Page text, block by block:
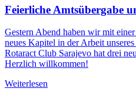
Feierliche Amtsübergabe
Gestern Abend haben wir mit
neues Kapitel in der Arbeit
Rotaract Club Sarajevo hat drei
Herzlich willkommen!
Weiterlesen